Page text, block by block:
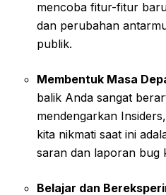
mencoba fitur-fitur
dan perubahan
publik.
Membentuk Masa
balik Anda sangat
mendengarkan
kita nikmati saat ini
saran dan laporan bug
Belajar dan